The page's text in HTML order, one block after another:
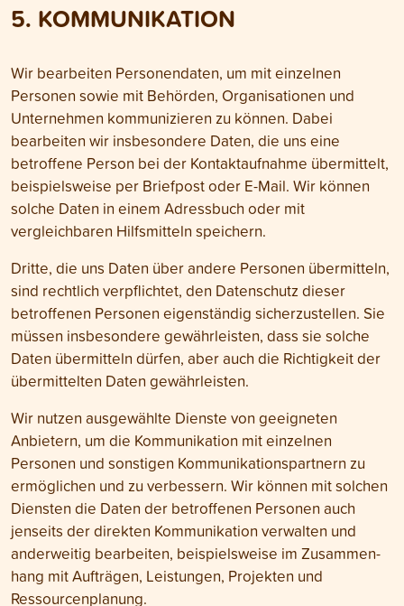
5. KOMMUNIKATION
Wir bearbeiten Personen­daten, um mit einzelnen
Personen sowie mit Behörden, Organi­sationen und
Unternehmen kommuni­zieren zu können. Dabei
bearbeiten wir insbesondere Daten, die uns eine
betroffene Person bei der Kontakt­aufnahme übermittelt,
beispielsweise per Briefpost oder E-Mail. Wir können
solche Daten in einem Adress­buch oder mit
vergleichbaren Hilfs­mitteln speichern.
Dritte, die uns Daten über andere Personen über­mitteln,
sind recht­lich ver­pflichtet, den Daten­schutz dieser
betroffenen Personen eigen­ständig sicher­zustellen. Sie
müssen ins­besondere gewähr­leisten, dass sie solche
Daten über­mitteln dürfen, aber auch die Richtig­keit der
übermittelten Daten gewährleisten.
Wir nutzen ausgewählte Dienste von geeigneten
Anbietern, um die Kommuni­kation mit einzelnen
Personen und sonstigen Kommunikations­partnern zu
ermöglichen und zu verbessern. Wir können mit solchen
Diensten die Daten der betroffenen Personen auch
jenseits der direkten Kommuni­kation verwalten und
ander­weitig bearbeiten, beispiels­weise im Zusammen­
hang mit Aufträgen, Leistungen, Projekten und
Ressourcen­planung.